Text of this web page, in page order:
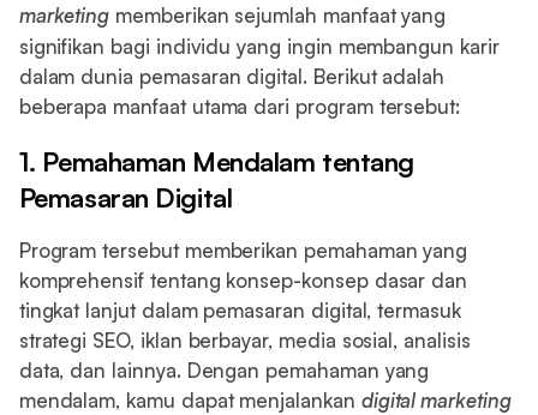
marketing memberikan sejumlah manfaat yang
signifikan bagi individu yang ingin membangun karir
dalam dunia pemasaran digital. Berikut adalah
beberapa manfaat utama dari program tersebut:
1. Pemahaman Mendalam tentang
Pemasaran Digital
Program tersebut memberikan pemahaman yang
komprehensif tentang konsep-konsep dasar dan
tingkat lanjut dalam pemasaran digital, termasuk
strategi SEO, iklan berbayar, media sosial, analisis
data, dan lainnya. Dengan pemahaman yang
mendalam, kamu dapat menjalankan digital marketing